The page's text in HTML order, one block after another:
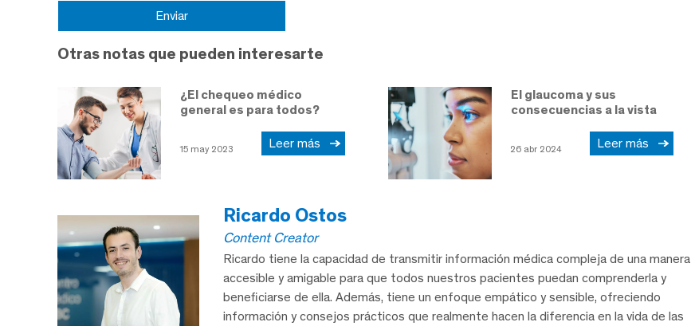
Otras notas que pueden interesarte
¿El chequeo médico
general es para todos?
15 may 2023 Leer más
El glaucoma y sus
consecuencias a la vista
26 abr 2024 Leer más
Ricardo Ostos
Content Creator
Ricardo tiene la capacidad de transmitir información médica compleja de una manera
accesible y amigable para que todos nuestros pacientes puedan comprenderla y
beneficiarse de ella. Además, tiene un enfoque empático y sensible, ofreciendo
información y consejos prácticos que realmente hacen la diferencia en la vida de las